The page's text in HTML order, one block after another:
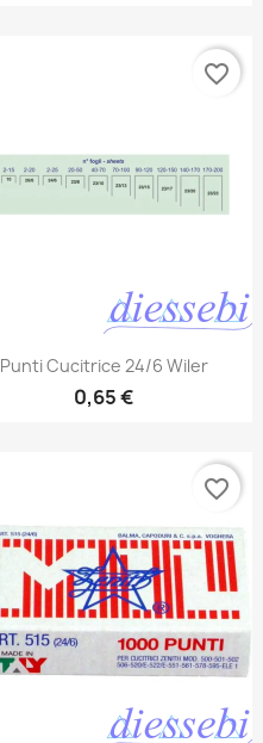
Anteprima
Punti Cucitrice 24/6 Wiler
0,65 €
favorite_border
favorite_border